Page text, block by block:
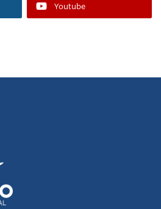
Youtube